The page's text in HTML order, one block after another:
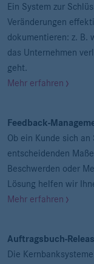
Ein System zur
Veränderungen
dokumentieren: z. B.
das Unternehmen
geht.
Mehr erfahren
Feedback-
Ob ein Kunde sich
entscheidenden
Beschwerden oder
Lösung helfen wir
Mehr erfahren
Auftragsbuch-
Die